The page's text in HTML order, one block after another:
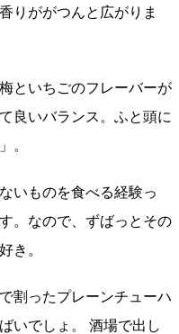
りががつんと広がりま
といちごのフレーバーが
良いバランス。ふと頭に
。
いものを食べる経験っ
。なので、ずばっとその
き。
割ったプレーンチューハ
いでしょ。 酒場で出し